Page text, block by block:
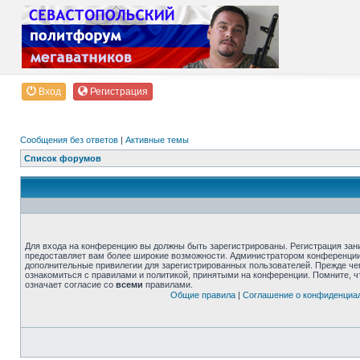
Вход Регистрация
Сообщения без ответов | Активные темы
Список форумов
Для входа на конференцию вы должны быть зарегистрированы. Регистрация
предоставляет вам более широкие возможности. Администратором
дополнительные привилегии для зарегистрированных пользователей. Прежде
ознакомиться с правилами и политикой, принятыми на конференции. Помните,
означает согласие со всеми правилами.
Общие правила| Соглашение о